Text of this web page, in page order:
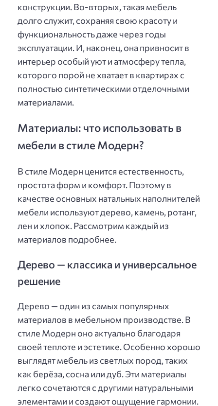
конструкции. Во-вторых, такая мебель
долго служит, сохраняя свою красоту и
функциональность даже через годы
эксплуатации. И, наконец, она привносит в
интерьер особый уют и атмосферу тепла,
которого порой не хватает в квартирах с
полностью синтетическими отделочными
материалами.
Материалы: что использовать в
мебели в стиле Модерн?
В стиле Модерн ценится естественность,
простота форм и комфорт. Поэтому в
качестве основных натальных наполнителей
мебели используют дерево, камень, ротанг,
лен и хлопок. Рассмотрим каждый из
материалов подробнее.
Дерево — классика и универсальное
решение
Дерево — один из самых популярных
материалов в мебельном производстве. В
стиле Модерн оно актуально благодаря
своей теплоте и эстетике. Особенно хорошо
выглядят мебель из светлых пород, таких
как берёза, сосна или дуб. Эти материалы
легко сочетаются с другими натуральными
элементами и создают ощущение гармонии.